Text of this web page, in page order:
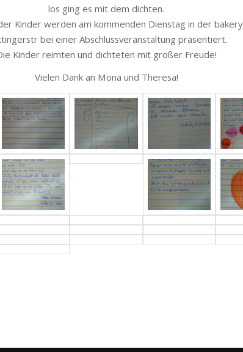
los ging es mit dem dichten.
Kinder werden am kommenden Dienstag in der
bei einer Abschlussveranstaltung präsentiert.
Kinder reimten und dichteten mit großer Freude!
Vielen Dank an Mona und Theresa!